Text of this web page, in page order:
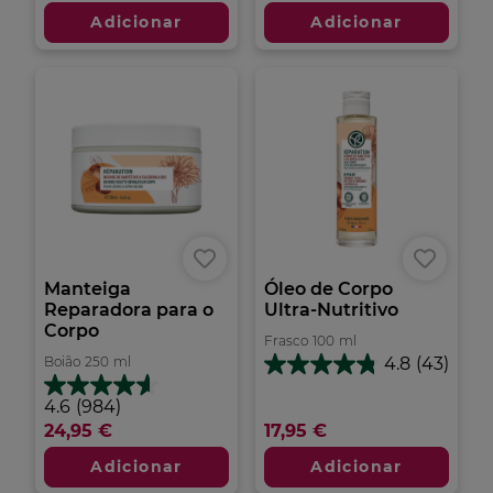
estrelas.
271
Adicionar
estrelas.
390
Adicionar
Manteiga
Reparadora para o
Corpo
Boião 250 ml
4.6 (984)
4.6
em
5
estrelas.
984
24,95 €
Adicionar
Óleo de Corpo
Ultra-Nutritivo
Frasco 100 ml
4.8 (43)
4.8
estrelas.
43
análises
17,95 €
Adicionar